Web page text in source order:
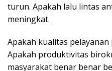
turun. Apakah lalu lintas
meningkat.
Apakah kualitas
Apakah produktivitas
masyarakat benar benar